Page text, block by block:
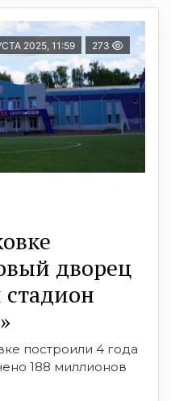
2025, 11:59 273
дворец
стадион
построили 4 года
188 миллионов